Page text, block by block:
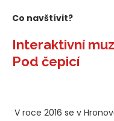
Co navštívit?
Interaktivní
Pod čepicí
V roce 2016 se v